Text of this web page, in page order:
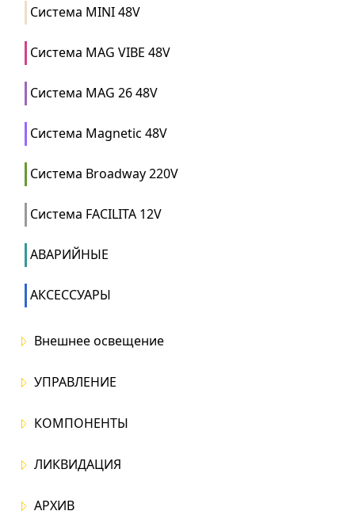
Система MINI 48V
Система MAG VIBE 48V
Система MAG 26 48V
Система Magnetic 48V
Система Broadway 220V
Система FACILITA 12V
АВАРИЙНЫЕ
АКСЕССУАРЫ
Внешнее освещение
УПРАВЛЕНИЕ
КОМПОНЕНТЫ
ЛИКВИДАЦИЯ
АРХИВ